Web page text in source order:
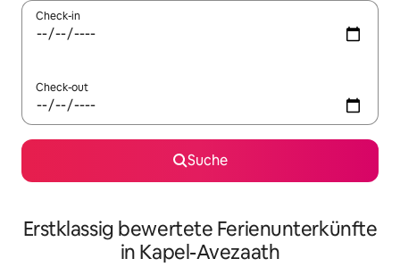
Check-in
Check-out
Suche
Erstklassig bewertete Ferienunterkünfte
in Kapel-Avezaath